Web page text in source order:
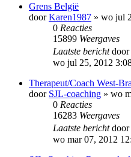
Grens België
doorKaren1987 » wo jul
0 Reacties
15899 Weergaves
Laatste berichtdoor
wo jul 25, 2012
Therapeut/Coach West-
door SJL-coaching » wo
0 Reacties
16283 Weergaves
Laatste berichtdoor
wo mar 07, 2012